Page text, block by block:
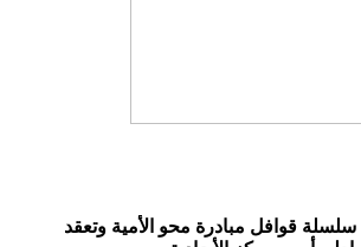
قوافل مبادرة محو الأمية وتعقد